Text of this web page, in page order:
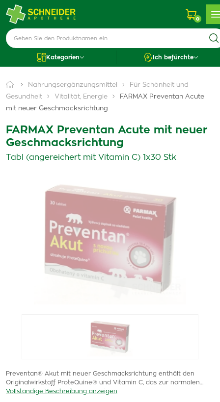
0
Kategorien Ich befürchte
Nahrungsergänzungsmittel
Für Schönheit und
Gesundheit
Vitalität, Energie
FARMAX Preventan Acute
mit neuer Geschmacksrichtung
FARMAX Preventan Acute mit neuer
Geschmacksrichtung
Tabl (angereichert mit Vitamin C) 1x30 Stk
Preventan® Akut mit neuer Geschmacksrichtung enthält den
Originalwirkstoff ProteQuine® und Vitamin C, das zur normalen…
Vollständige Beschreibung anzeigen